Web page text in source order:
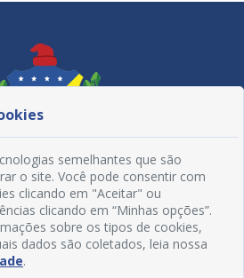
Redes Sociais
semelhantes que são
o site. Você pode consentir com
clicando em "Aceitar" ou
clicando em “Minhas opções”.
sobre os tipos de cookies,
dados são coletados, leia nossa
.